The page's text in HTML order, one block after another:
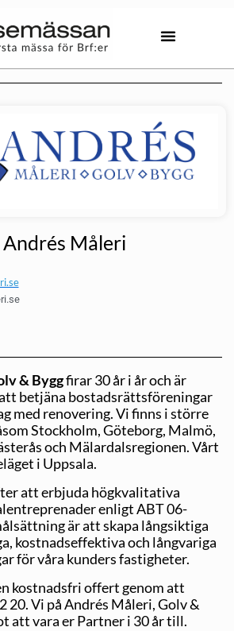
Andrés Måleri
& Byggfirar 30 år i år och är
betjäna bostadsrättsföreningar
med renovering. Vi finns i större
Stockholm, Göteborg, Malmö,
och Mälardalsregionen. Vårt
i Uppsala.
att erbjuda högkvalitativa
enligt ABT 06-
är att skapa långsiktiga
kostnadseffektiva och långvariga
för våra kunders fastigheter.
kostnadsfri offert genom att
20. Vi på Andrés Måleri, Golv &
att vara er Partner i 30 år till.